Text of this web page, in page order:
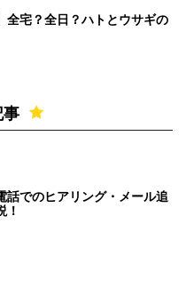
全宅？全日？ハトとウサギの
事
話でのヒアリング・メール追
！